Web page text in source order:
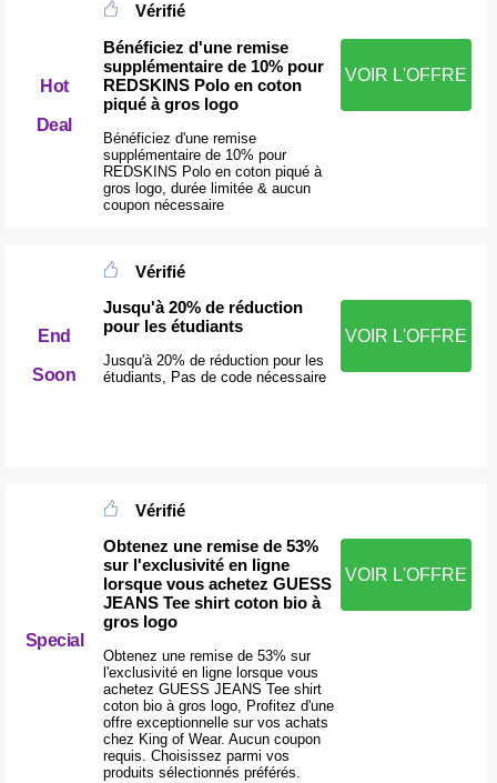
Hot
Deal
Vérifié
Bénéficiez d'une remise
supplémentaire de 10% pour
REDSKINS Polo en coton
piqué à gros logo
Bénéficiez d'une remise
supplémentaire de 10% pour
REDSKINS Polo en coton piqué à
gros logo, durée limitée & aucun
coupon nécessaire
VOIR L'OFFRE
End
Soon
Vérifié
Jusqu'à 20% de réduction
pour les étudiants
Jusqu'à 20% de réduction pour les
étudiants, Pas de code nécessaire
VOIR L'OFFRE
Special
Vérifié
Obtenez une remise de 53%
sur l'exclusivité en ligne
lorsque vous achetez GUESS
JEANS Tee shirt coton bio à
gros logo
Obtenez une remise de 53% sur
l'exclusivité en ligne lorsque vous
achetez GUESS JEANS Tee shirt
coton bio à gros logo, Profitez d'une
offre exceptionnelle sur vos achats
chez King of Wear. Aucun coupon
requis. Choisissez parmi vos
produits sélectionnés préférés.
VOIR L'OFFRE